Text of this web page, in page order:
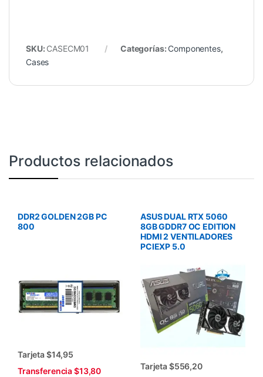
SKU: CASECM01 Categorías: Componentes,
Cases
Productos relacionados
DDR2 GOLDEN 2GB PC
800
Tarjeta $14,95
Transferencia $13,80
ASUS DUAL RTX 5060
8GB GDDR7 OC EDITION
HDMI 2 VENTILADORES
PCIEXP 5.0
Tarjeta $556,20